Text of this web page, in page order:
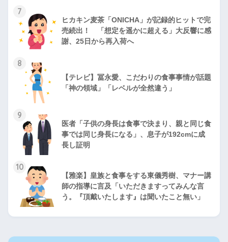
7
ヒカキン麦茶「ONICHA」が記録的ヒットで完
売続出！ 「想定を遥かに超える」大反響に感
謝、25日から再入荷へ
8
【テレビ】冨永愛、こだわりの食事事情が話題
「神の領域」「レベルが全然違う」
9
医者「子供の身長は食事で決まり、親と同じ食
事では同じ身長になる」、息子が192cmに成
長し証明
10
【雅楽】皇族と食事をする東儀秀樹、マナー講
師の指導に言及「いただきますってみんな言
う。『頂戴いたします』は聞いたこと無い」